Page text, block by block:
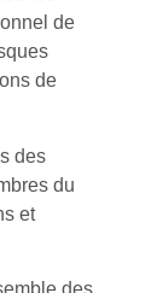
de
de
des
du
et
des